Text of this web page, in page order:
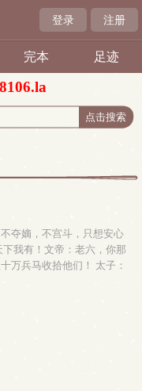
登录 注册
完本 足迹
夺嫡，不宫斗，只想安心
我有！文帝：老六，你那
万兵马收拾他们！ 太子：
回来吓你哥啊！大臣：六